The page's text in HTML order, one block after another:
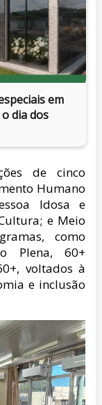
em
dia dos
de cinco
Humano
Idosa e
e Meio
como
Plena, 60+
voltados à
e inclusão